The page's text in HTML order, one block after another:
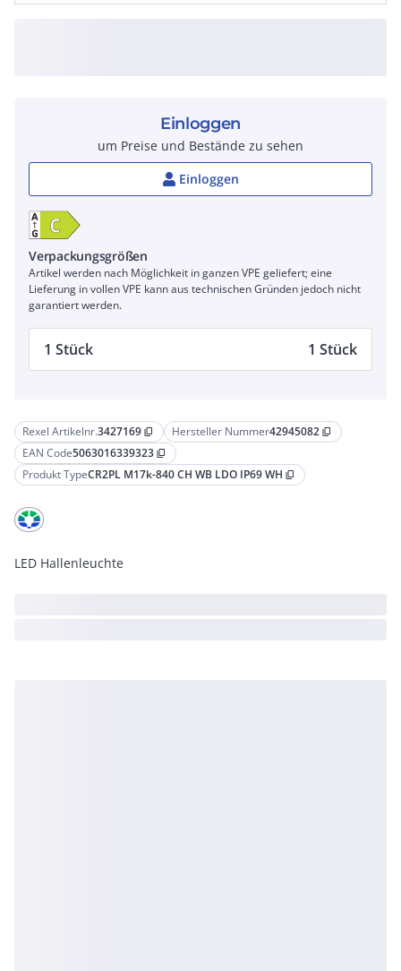
Rexel Artikelnr.3427169 content_copy Hersteller Nummer42945082 content_copy
EAN Code5063016339323 content_copy
Produkt TypeCR2PL M17k-840 CH WB LDO IP69 WH content_copy
LED Hallenleuchte
Einloggen
um Preise und Bestände zu sehen
Einloggen
Verpackungsgrößen
Artikel werden nach Möglichkeit in ganzen VPE geliefert; eine
Lieferung in vollen VPE kann aus technischen Gründen jedoch nicht
garantiert werden.
1 Stück 1 Stück